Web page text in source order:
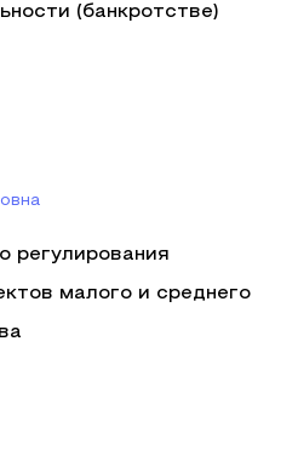
(банкротстве)
регулирования
малого и среднего